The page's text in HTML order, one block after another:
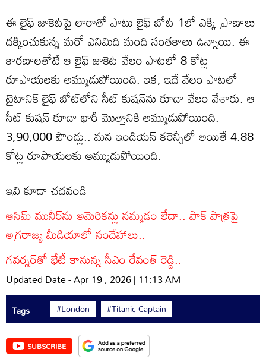
ఈ లైఫ్ జాకెట్‌పై లారాతో పాటు లైఫ్ బోట్ 1లో ఎక్కి ప్రాణాలు
దక్కించుకున్న మరో ఎనిమిది మంది సంతకాలు ఉన్నాయి. ఈ
కారణాలతోటే ఆ లైఫ్ జాకెట్‌ వేలం పాటలో 8 కోట్ల
రూపాయలకు అమ్ముడుపోయింది. ఇక, ఇదే వేలం పాటలో
టైటానిక్ లైఫ్ బోట్‌లోని సీట్ కుషన్‌ను కూడా వేలం వేశారు. ఆ
సీట్ కుషన్ కూడా భారీ మొత్తానికి అమ్ముడుపోయింది.
3,90,000 పౌండ్లు.. మన ఇండియన్ కరెన్సీలో అయితే 4.88
కోట్ల రూపాయలకు అమ్ముడుపోయింది.
ఇవి కూడా చదవండి
ఆసిమ్ మునీర్‌ను అమెరికన్లు నమ్మడం లేదా.. పాక్ పాత్రపై
అగ్రరాజ్య మీడియాలో సందేహాలు..
గవర్నర్‌తో భేటీ కానున్న సీఎం రేవంత్ రెడ్డి..
Updated Date - Apr 19 , 2026 | 11:13 AM
Tags #London #Titanic Captain
SUBSCRIBE